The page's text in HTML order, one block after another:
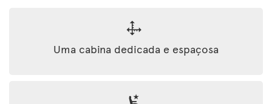
Uma cabina dedicada e espaçosa